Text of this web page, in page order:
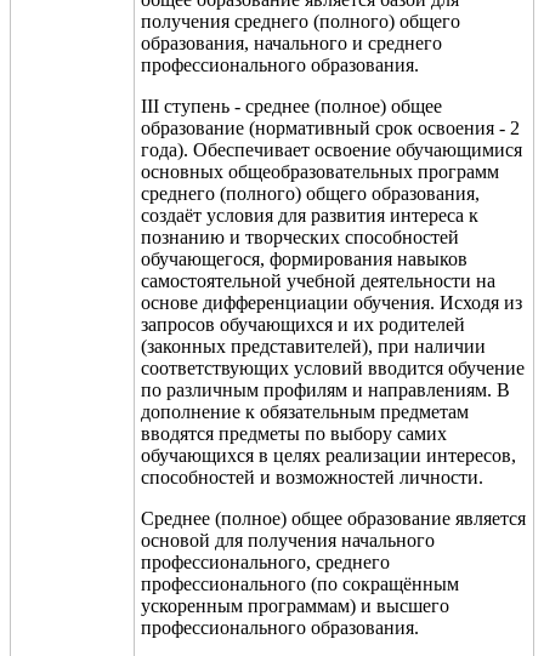
получения среднего (полного) общего
образования, начального и среднего
профессионального образования.
III ступень - среднее (полное) общее
образование (нормативный срок освоения - 2
года). Обеспечивает освоение обучающимися
основных общеобразовательных программ
среднего (полного) общего образования,
создаёт условия для развития интереса к
познанию и творческих способностей
обучающегося, формирования навыков
самостоятельной учебной деятельности на
основе дифференциации обучения. Исходя из
запросов обучающихся и их родителей
(законных представителей), при наличии
соответствующих условий вводится обучение
по различным профилям и направлениям. В
дополнение к обязательным предметам
вводятся предметы по выбору самих
обучающихся в целях реализации интересов,
способностей и возможностей личности.
Среднее (полное) общее образование является
основой для получения начального
профессионального, среднего
профессионального (по сокращённым
ускоренным программам) и высшего
профессионального образования.